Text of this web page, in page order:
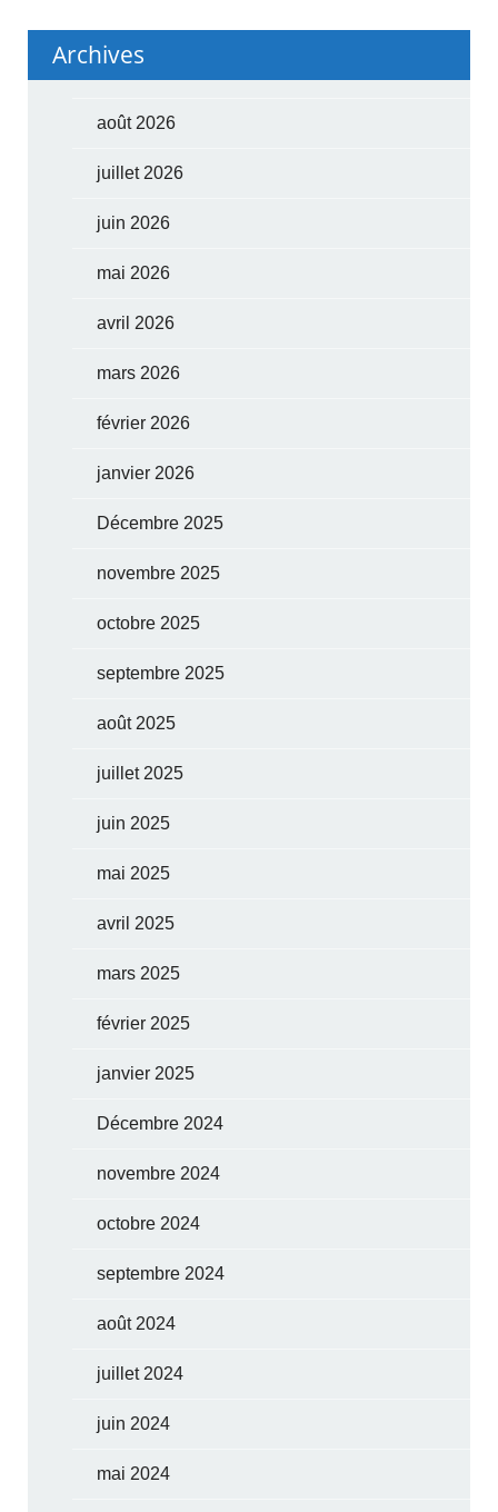
Archives
août 2026
juillet 2026
juin 2026
mai 2026
avril 2026
mars 2026
février 2026
janvier 2026
Décembre 2025
novembre 2025
octobre 2025
septembre 2025
août 2025
juillet 2025
juin 2025
mai 2025
avril 2025
mars 2025
février 2025
janvier 2025
Décembre 2024
novembre 2024
octobre 2024
septembre 2024
août 2024
juillet 2024
juin 2024
mai 2024